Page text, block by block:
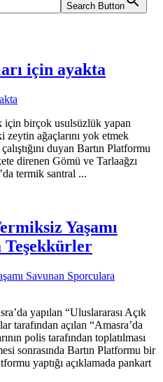
Search Button
için ayakta
için birçok usulsüzlük yapan
ağaçlarını yok etmek
duyan Bartın Platformu
direnen Gömü ve Tarlaağzı
termik santral ...
Yaşamı
Teşekkürler
yapılan “Uluslararası Açık
tarafından açılan “Amasra’da
polis tarafından toplatılması
sonrasında Bartın Platformu bir
yaptığı açıklamada pankart